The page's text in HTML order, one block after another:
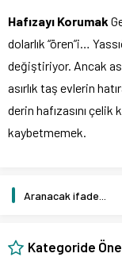
Hafızayı Korumak
dolarlık “ören”i…
değiştiriyor. Ancak
asırlık taş evlerin
derin hafızasını
kaybetmemek.
Kategoride Öne